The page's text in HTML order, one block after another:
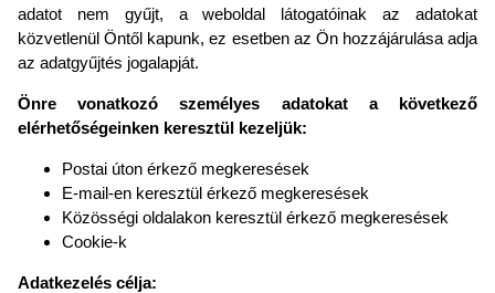
adatot nem gyűjt, a weboldal látogatóinak az adatokat
közvetlenül Öntől kapunk, ez esetben az Ön hozzájárulása adja
az adatgyűjtés jogalapját.
Önre vonatkozó személyes adatokat a következő
elérhetőségeinken keresztül kezeljük:
Postai úton érkező megkeresések
E-mail-en keresztül érkező megkeresések
Közösségi oldalakon keresztül érkező megkeresések
Cookie-k
Adatkezelés célja: